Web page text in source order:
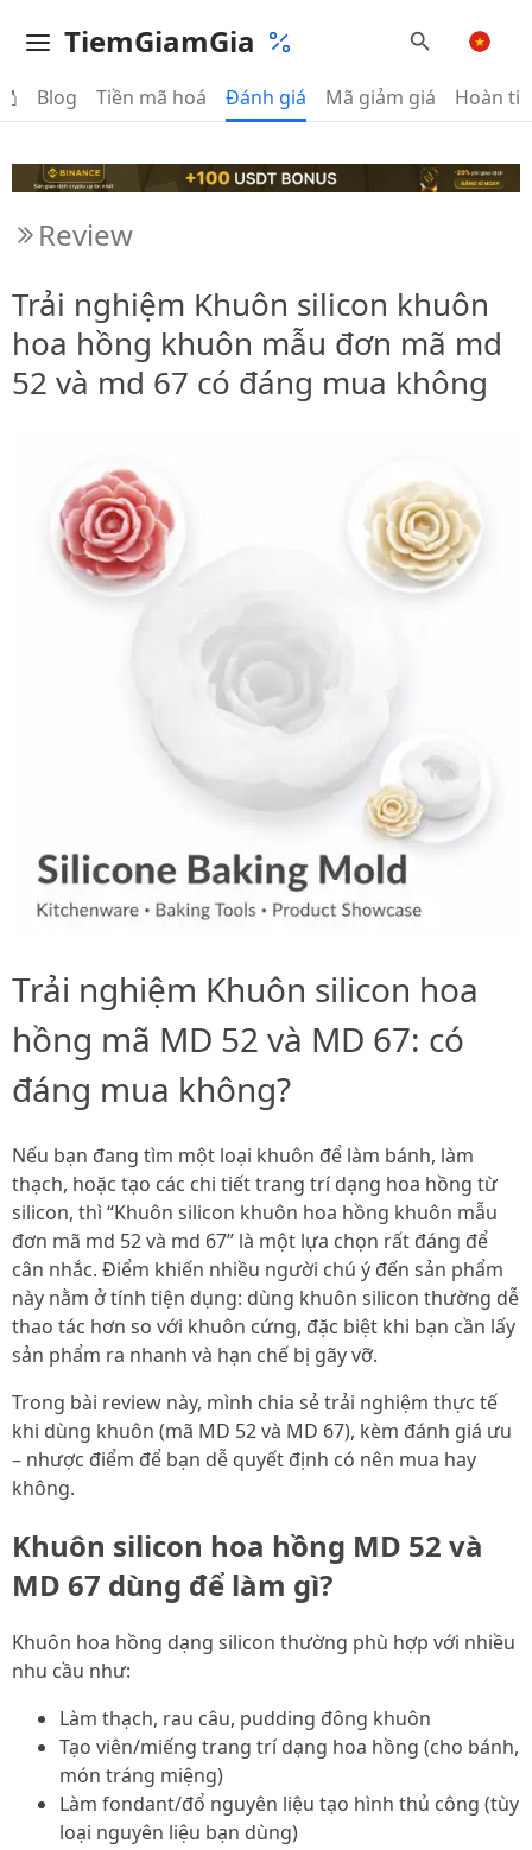
TiemGiamGia
Blog Tiền mã hoá Đánh giá Mã giảm giá Hoàn
Review
Trải nghiệm Khuôn silicon khuôn
hoa hồng khuôn mẫu đơn mã md
52 và md 67 có đáng mua không
Trải nghiệm Khuôn silicon hoa
hồng mã MD 52 và MD 67: có
đáng mua không?
Nếu bạn đang tìm một loại khuôn để làm bánh, làm
thạch, hoặc tạo các chi tiết trang trí dạng hoa hồng từ
silicon, thì “Khuôn silicon khuôn hoa hồng khuôn mẫu
đơn mã md 52 và md 67” là một lựa chọn rất đáng để
cân nhắc. Điểm khiến nhiều người chú ý đến sản phẩm
này nằm ở tính tiện dụng: dùng khuôn silicon thường dễ
thao tác hơn so với khuôn cứng, đặc biệt khi bạn cần lấy
sản phẩm ra nhanh và hạn chế bị gãy vỡ.
Trong bài review này, mình chia sẻ trải nghiệm thực tế
khi dùng khuôn (mã MD 52 và MD 67), kèm đánh giá ưu
– nhược điểm để bạn dễ quyết định có nên mua hay
không.
Khuôn silicon hoa hồng MD 52 và
MD 67 dùng để làm gì?
Khuôn hoa hồng dạng silicon thường phù hợp với nhiều
nhu cầu như:
Làm thạch, rau câu, pudding đông khuôn
Tạo viên/miếng trang trí dạng hoa hồng (cho bánh,
món tráng miệng)
Làm fondant/đổ nguyên liệu tạo hình thủ công (tùy
loại nguyên liệu bạn dùng)